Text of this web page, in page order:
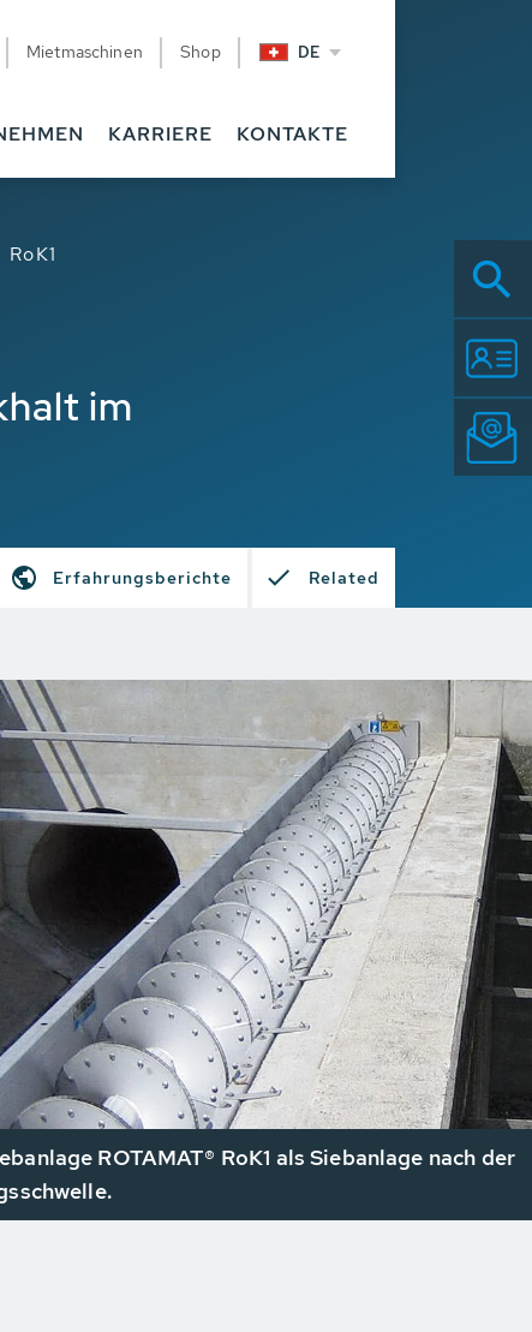
Mietmaschinen Shop DE
KARRIERE KONTAKTE
im
Erfahrungsberichte Related
ROTAMAT® RoK1 als Siebanlage nach der